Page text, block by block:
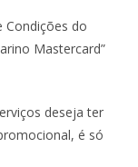
Condições do
Mastercard”
deseja ter
é só